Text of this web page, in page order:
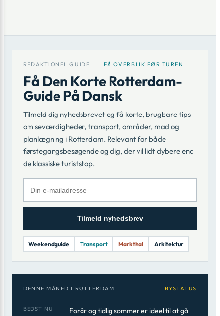
REDAKTIONEL GUIDE FÅ OVERBLIK FØR TUREN
Få Den Korte Rotterdam-
Guide På Dansk
Tilmeld dig nyhedsbrevet og få korte, brugbare tips
om seværdigheder, transport, områder, mad og
planlægning i Rotterdam. Relevant for både
førstegangsbesøgende og dig, der vil lidt dybere end
de klassiske turiststop.
Tilmeld nyhedsbrev
Weekendguide Transport Markthal Arkitektur
DENNE MÅNED I ROTTERDAM BYSTATUS
BEDST NU
Forår og tidlig sommer er ideel til at gå